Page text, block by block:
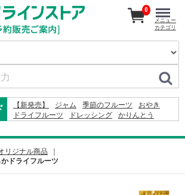
【新発売】 ジャム 季節のフルーツ
おやき
ドライフルーツ
ドレッシング
かりんとう
2027
オードブル りんごかりんとう
2024
0
メニュー
カテゴリ
リジナル商品
ドライフルーツ